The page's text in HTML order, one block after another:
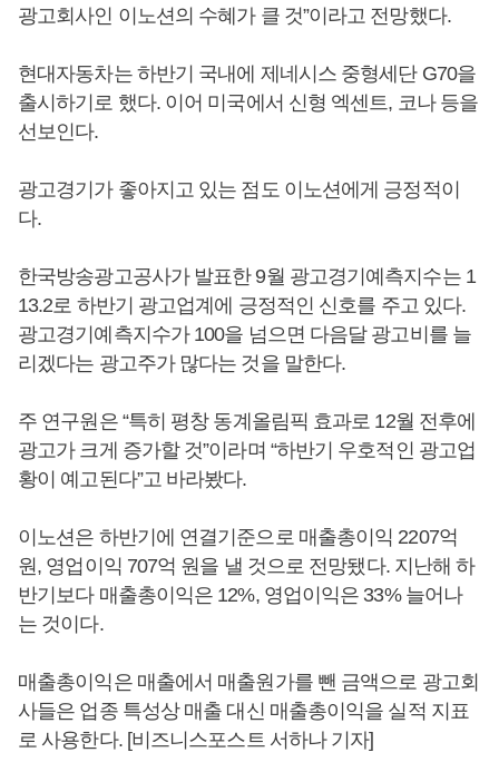
광고회사인 이노션의 수혜가 클 것”이라고 전망했다.
현대자동차는 하반기 국내에 제네시스 중형세단 G70을
출시하기로 했다. 이어 미국에서 신형 엑센트, 코나 등을
선보인다.
광고경기가 좋아지고 있는 점도 이노션에게 긍정적이
다.
한국방송광고공사가 발표한 9월 광고경기예측지수는 1
13.2로 하반기 광고업계에 긍정적인 신호를 주고 있다.
광고경기예측지수가 100을 넘으면 다음달 광고비를 늘
리겠다는 광고주가 많다는 것을 말한다.
주 연구원은 “특히 평창 동계올림픽 효과로 12월 전후에
광고가 크게 증가할 것”이라며 “하반기 우호적인 광고업
황이 예고된다”고 바라봤다.
이노션은 하반기에 연결기준으로 매출총이익 2207억
원, 영업이익 707억 원을 낼 것으로 전망됐다. 지난해 하
반기보다 매출총이익은 12%, 영업이익은 33% 늘어나
는 것이다.
매출총이익은 매출에서 매출원가를 뺀 금액으로 광고회
사들은 업종 특성상 매출 대신 매출총이익을 실적 지표
로 사용한다. [비즈니스포스트 서하나 기자]